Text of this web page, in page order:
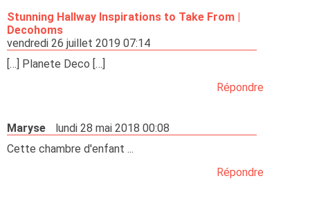
Stunning Hallway Inspirations to Take From |
Decohoms
vendredi 26 juillet 2019 07:14
[…] Planete Deco […]
Répondre
Maryse
lundi 28 mai 2018 00:08
Cette chambre d'enfant ...
Répondre